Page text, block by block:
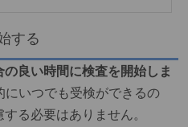
する
の良い時間に検査を開始しま
にいつでも受検ができるの
る必要はありません。